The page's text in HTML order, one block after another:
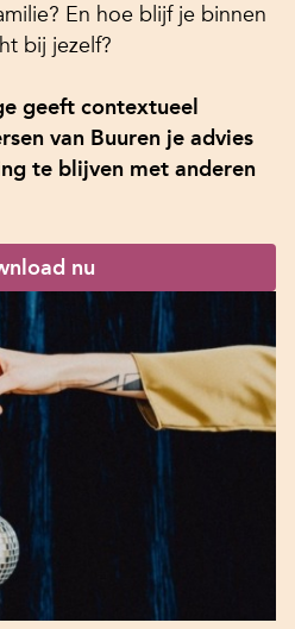
En hoe blijf je binnen
bij jezelf?
geeft contextueel
van Buuren je advies
te blijven met anderen
nu